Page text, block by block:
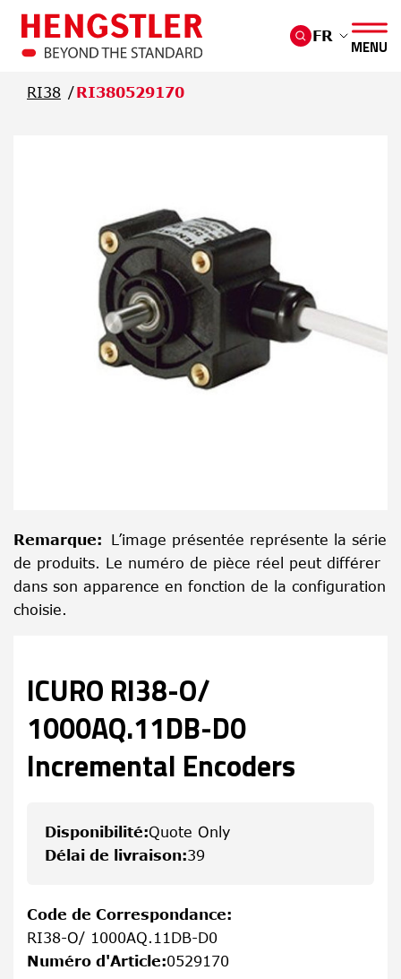
Passer au contenu principal
FR
MENU
RI38 RI380529170
Remarque: L’image présentée représente la série
de produits. Le numéro de pièce réel peut différer
dans son apparence en fonction de la configuration
choisie.
ICURO RI38-O/
1000AQ.11DB-D0
Incremental Encoders
Disponibilité:Quote Only
Délai de livraison:39
Code de Correspondance:
RI38-O/ 1000AQ.11DB-D0
Numéro d'Article:0529170